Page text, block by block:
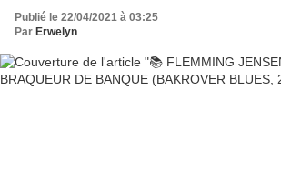
Publié le 22/04/2021 à 03:25
Par Erwelyn